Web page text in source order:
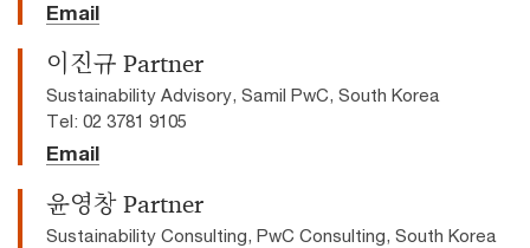
Email
이진규 Partner
Sustainability Advisory, Samil PwC, South Korea
Tel: 02 3781 9105
Email
윤영창 Partner
Sustainability Consulting, PwC Consulting, South Korea